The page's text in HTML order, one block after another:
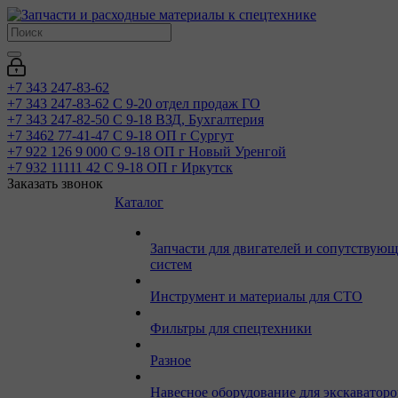
+7 343 247-83-62
+7 343 247-83-62 С 9-20 отдел продаж ГО
+7 343 247-82-50 С 9-18 ВЗД, Бухгалтерия
+7 3462 77-41-47 С 9-18 ОП г Сургут
+7 922 126 9 000 С 9-18 ОП г Новый Уренгой
+7 932 11111 42 С 9-18 ОП г Иркутск
Заказать звонок
Каталог
Запчасти для двигателей и
систем
Инструмент и материалы для СТО
Фильтры для спецтехники
Разное
Навесное оборудование для